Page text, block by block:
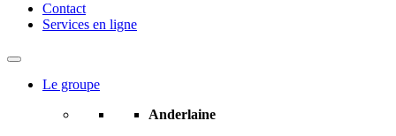
Anderlaine | Conseil – Expert comptable – Avocat – Audit
Contact
Services en ligne
Le groupe
Anderlaine